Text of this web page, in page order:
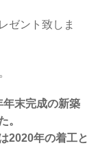
ゼント致しま
末完成の新築
。
2020年の着工と